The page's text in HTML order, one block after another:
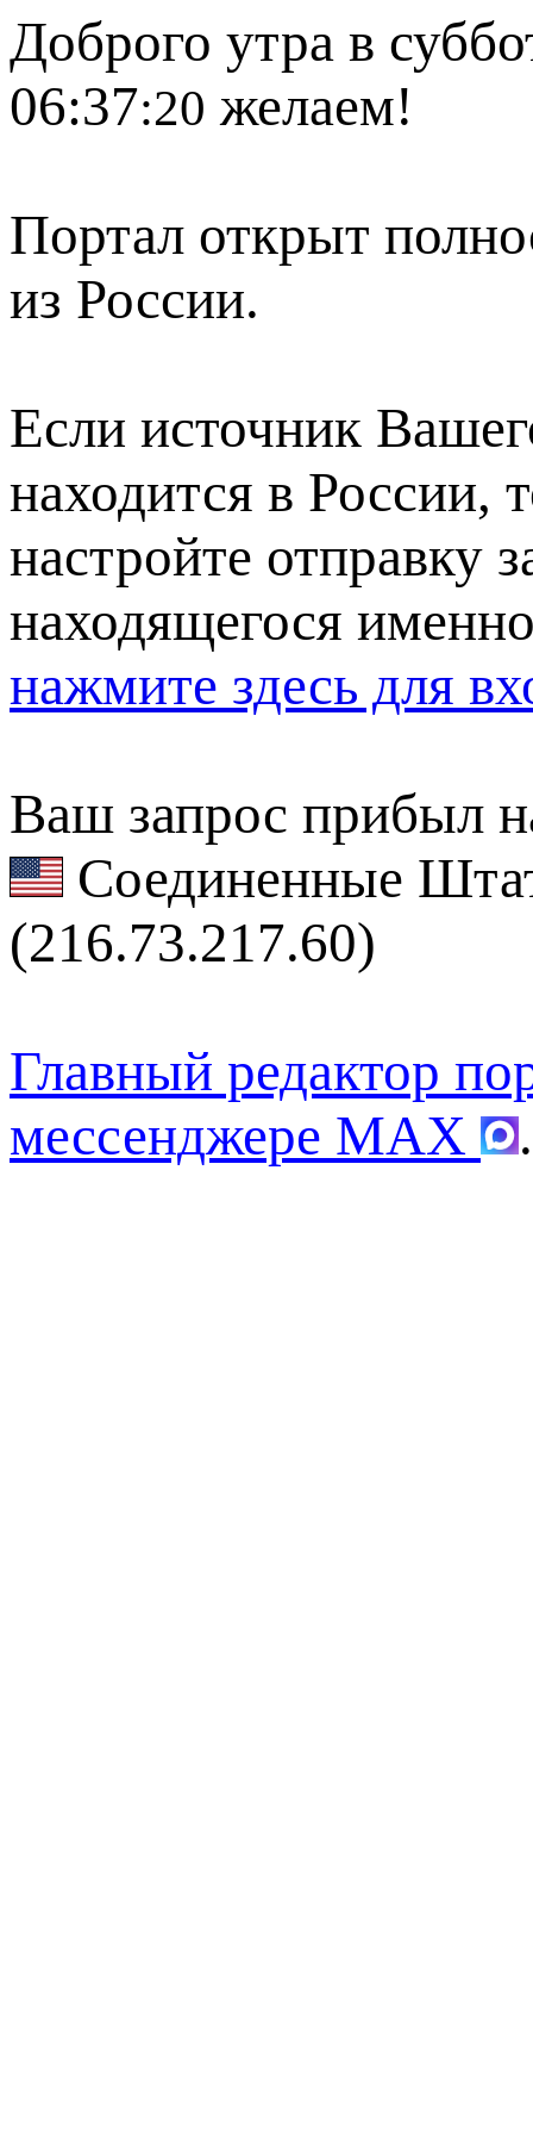
Доброго утра в
06:37:20 желаем!
Портал открыт
из России.
Если источник
находится в России,
настройте отправку
находящегося
нажмите здесь для
Ваш запрос прибыл
Соединенные
(216.73.217.60)
Главный редактор
мессенджере MAX
.